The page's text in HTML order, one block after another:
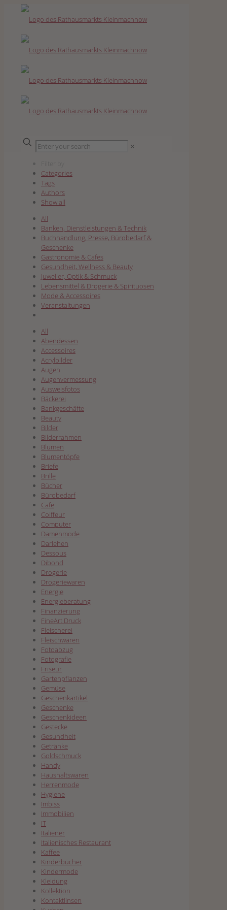
✕
Categories
Tags
Authors
Show all
All
Banken, Dienstleistungen & Technik
Buchhandlung, Presse, Bürobedarf &
Geschenke
Gastronomie & Cafes
Gesundheit, Wellness & Beauty
Juwelier, Optik & Schmuck
Lebensmittel & Drogerie & Spirituosen
Mode & Accessoires
Veranstaltungen
All
Abendessen
Accessoires
Acrylbilder
Augen
Augenvermessung
Ausweisfotos
Bäckerei
Bankgeschäfte
Beauty
Bilder
Bilderrahmen
Blumen
Blumentöpfe
Briefe
Brille
Bücher
Bürobedarf
Cafe
Coiffeur
Computer
Damenmode
Darlehen
Dessous
Dibond
Drogerie
Drogeriewaren
Energie
Energieberatung
Finanzierung
FineArt Druck
Fleischerei
Fleischwaren
Fotoabzug
Fotografie
Friseur
Gartenpflanzen
Gemüse
Geschenkartikel
Geschenke
Geschenkideen
Gestecke
Gesundheit
Getränke
Goldschmuck
Handy
Haushaltswaren
Herrenmode
Hygiene
Imbiss
Immobilien
IT
Italiener
Italienisches Restaurant
Kaffee
Kinderbücher
Kindermode
Kleidung
Kollektion
Kontaktlinsen